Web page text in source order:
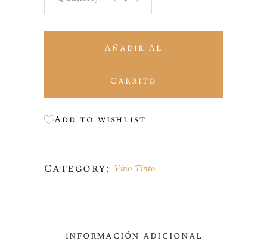
Añadir Al
Carrito
Add to wishlist
Category: Vino Tinto
Información adicional